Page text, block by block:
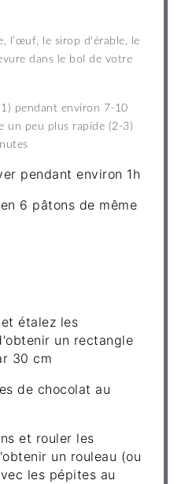
l’œuf, le sirop d'érable, le
dans le bol de votre
pendant environ 7-10
un peu plus rapide (2-3)
pendant environ 1h
6 pâtons de même
étalez les
un rectangle
30 cm
de chocolat au
et rouler les
un rouleau (ou
les pépites au